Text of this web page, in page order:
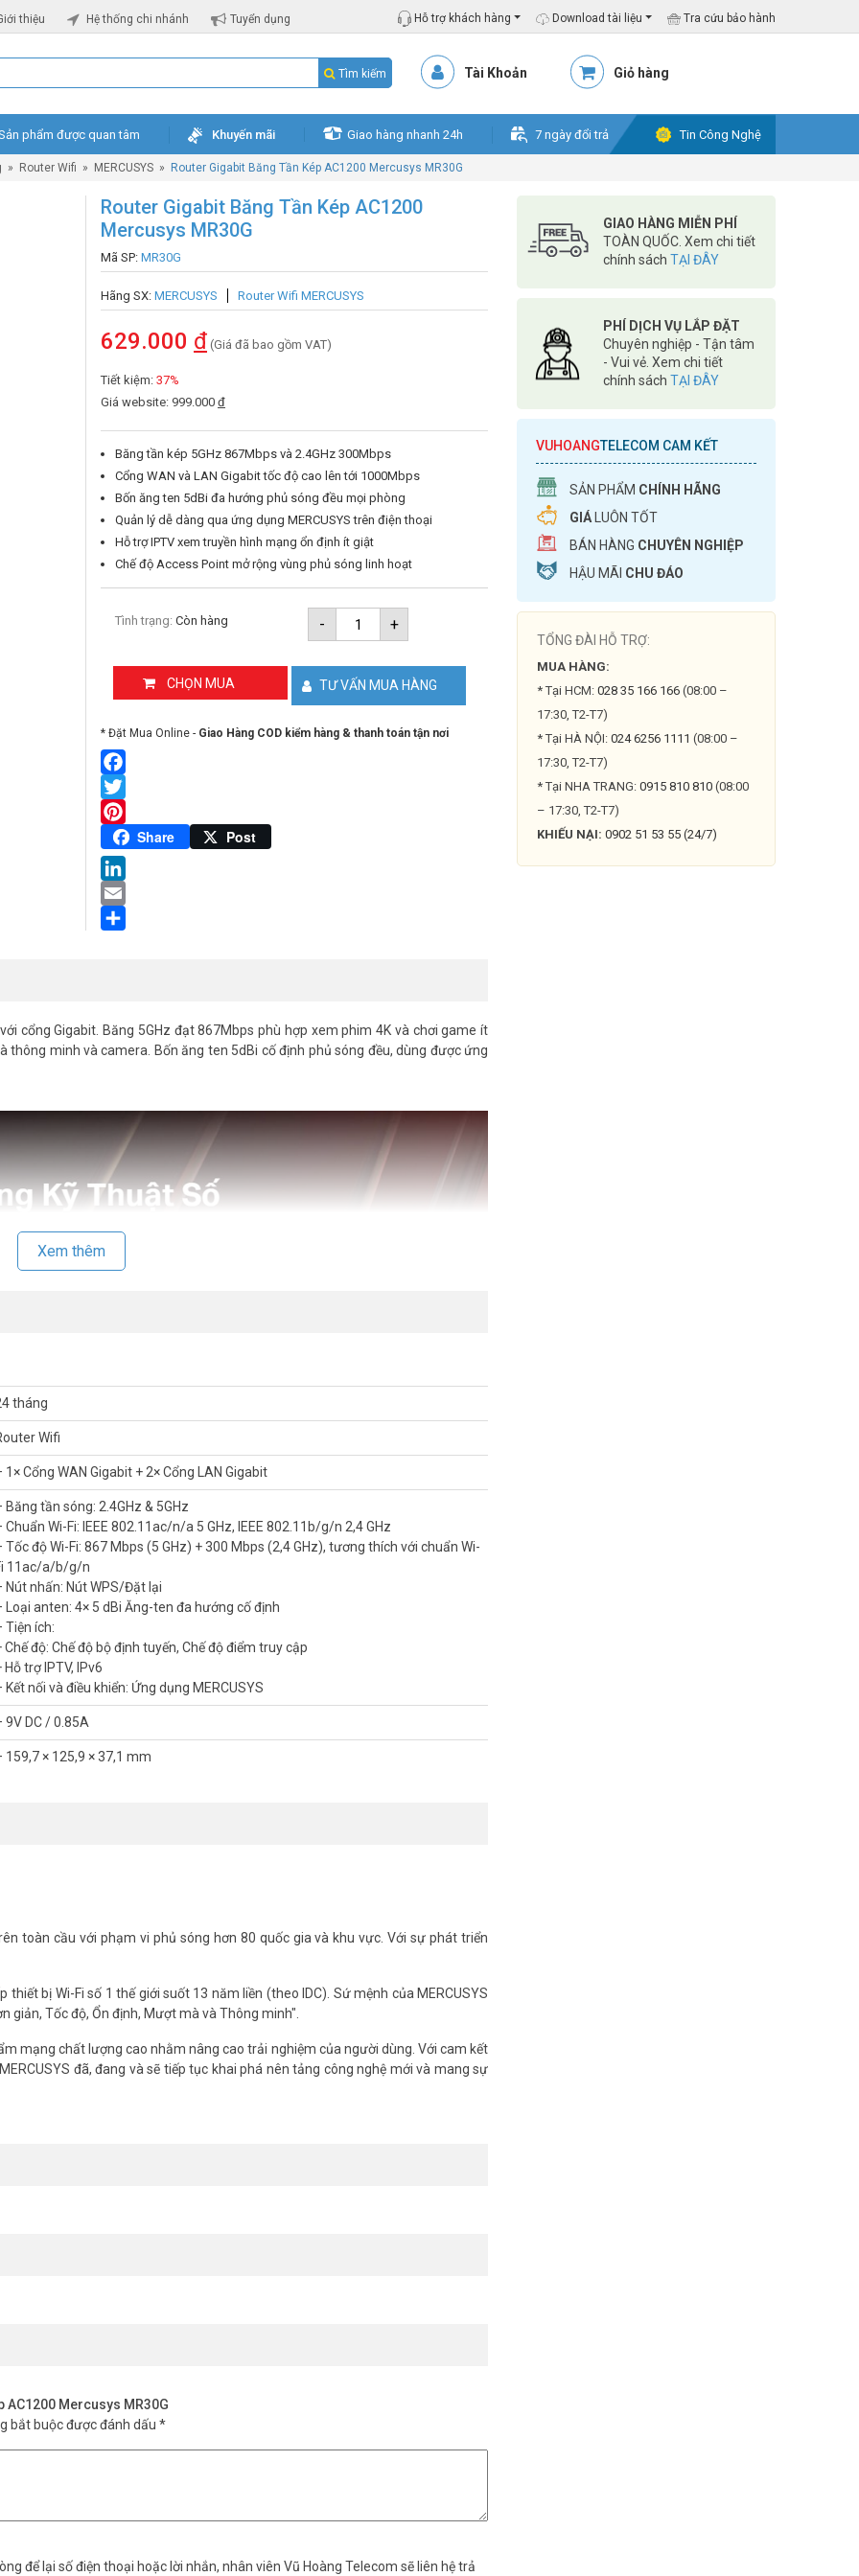
thiệu Hệ thống chi nhánh Tuyển dụng Hỗ trợ khách hàng Download tài liệu Tra cứu bảo hành
Tìm kiếm Tài Khoản Giỏ hàng
phẩm được quan tâm Khuyến mãi Giao hàng nhanh 24h 7 ngày đổi trả Tin Công Nghệ
» Router Wifi » MERCUSYS » Router Gigabit Băng Tần Kép AC1200 Mercusys MR30G
Router Gigabit Băng Tần Kép AC1200
Mercusys MR30G
Mã SP: MR30G
Hãng SX: MERCUSYS Router Wifi MERCUSYS
629.000 đ (Giá đã bao gồm VAT)
Tiết kiệm: 37%
Giá website: 999.000 đ
Băng tần kép 5GHz 867Mbps và 2.4GHz 300Mbps
Cổng WAN và LAN Gigabit tốc độ cao lên tới 1000Mbps
Bốn ăng ten 5dBi đa hướng phủ sóng đều mọi phòng
Quản lý dễ dàng qua ứng dụng MERCUSYS trên điện thoại
Hỗ trợ IPTV xem truyền hình mạng ổn định ít giật
Chế độ Access Point mở rộng vùng phủ sóng linh hoạt
-
Router
Gigabit
Băng
Kép
AC1200
Mercusys
số
+
Tình trạng: Còn hàng
CHỌN MUA TƯ VẤN MUA HÀNG
* Đặt Mua Online - Giao Hàng COD kiểm hàng & thanh toán tận nơi
Facebook
Twitter
Pinterest
Share Post
LinkedIn
Email
cổng Gigabit. Băng 5GHz đạt 867Mbps phù hợp xem phim 4K và chơi game ít
thông minh và camera. Bốn ăng ten 5dBi cố định phủ sóng đều, dùng được ứng
Mang Lại Kết Nối Nhanh Cho Mọi Thiết Bị
tốc độ WiFi cực nhanh lên tới 1,2 Gbps. Chọn băng tần 2,4 GHz (300 Mbps) để
bạn lướt internet, gửi email cho đồng nghiệp hoặc chia sẻ liên kết trên mạng xã
tác vụ tiêu tốn nhiều băng thông khác, hãy chọn băng tần 5 GHz (867 Mbps)
Được Kết Nối Đồng Thời
tiếp với nhiều thiết bị cùng lúc cho phép các thiết bị kết nối đạt tốc độ nhanh hơn
Xem thêm
tháng
Wifi
1× Cổng WAN Gigabit + 2× Cổng LAN Gigabit
Băng tần sóng: 2.4GHz & 5GHz
Chuẩn Wi-Fi: IEEE 802.11ac/n/a 5 GHz, IEEE 802.11b/g/n 2,4 GHz
Tốc độ Wi-Fi: 867 Mbps (5 GHz) + 300 Mbps (2,4 GHz), tương thích với chuẩn Wi-
11ac/a/b/g/n
Nút nhấn: Nút WPS/Đặt lại
Loại anten: 4× 5 dBi Ăng-ten đa hướng cố định
Tiện ích:
Chế độ: Chế độ bộ định tuyến, Chế độ điểm truy cập
Hỗ trợ IPTV, IPv6
Kết nối và điều khiển: Ứng dụng MERCUSYS
9V DC / 0.85A
159,7 × 125,9 × 37,1 mm
toàn cầu với phạm vi phủ sóng hơn 80 quốc gia và khu vực. Với sự phát triển
bị Wi-Fi số 1 thế giới suốt 13 năm liền (theo IDC). Sứ mệnh của MERCUSYS
giản, Tốc độ, Ổn định, Mượt mà và Thông minh".
mạng chất lượng cao nhằm nâng cao trải nghiệm của người dùng. Với cam kết
đã, đang và sẽ tiếp tục khai phá nên tảng công nghệ mới và mang sự
AC1200 Mercusys MR30G
bắt buộc được đánh dấu *
để lại số điện thoại hoặc lời nhắn, nhân viên Vũ Hoàng Telecom sẽ liên hệ trả
GIAO HÀNG MIỄN PHÍ
TOÀN QUỐC. Xem chi tiết
chính sách TẠI ĐÂY
PHÍ DỊCH VỤ LẮP ĐẶT
Chuyên nghiệp - Tận tâm
- Vui vẻ. Xem chi tiết
chính sách TẠI ĐÂY
VUHOANGTELECOM CAM KẾT
SẢN PHẨM CHÍNH HÃNG
GIÁ LUÔN TỐT
BÁN HÀNG CHUYÊN NGHIỆP
HẬU MÃI CHU ĐÁO
TỔNG ĐÀI HỖ TRỢ:
MUA HÀNG:
* Tại HCM: 028 35 166 166 (08:00 –
17:30, T2-T7)
* Tại HÀ NỘI: 024 6256 1111 (08:00 –
17:30, T2-T7)
* Tại NHA TRANG: 0915 810 810 (08:00
– 17:30, T2-T7)
KHIẾU NẠI: 0902 51 53 55 (24/7)